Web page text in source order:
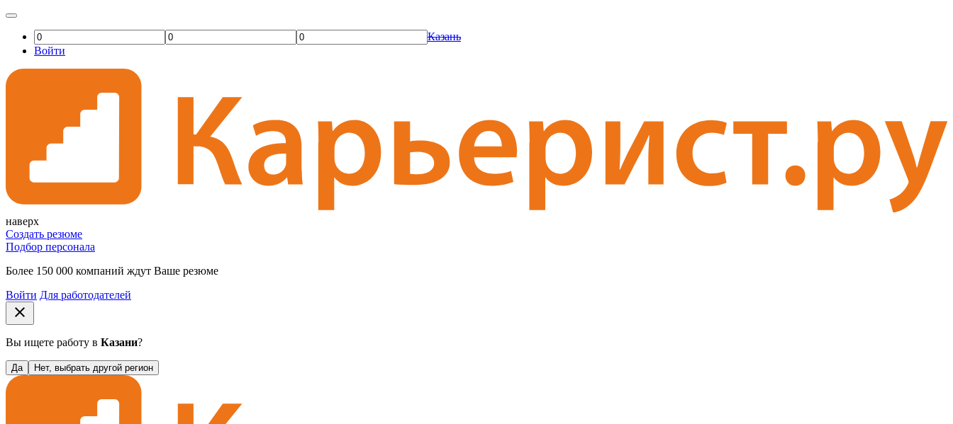
Казань
Войти
наверх
Создать резюме
Подбор персонала
Более 150 000 компаний ждут Ваше резюме
Войти Для работодателей
close
Вы ищете работу в Казани?
Да Нет, выбрать другой регион